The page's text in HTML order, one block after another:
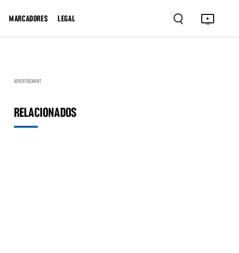
MARCADORES LEGAL
ADVERTISEMENT
RELACIONADOS